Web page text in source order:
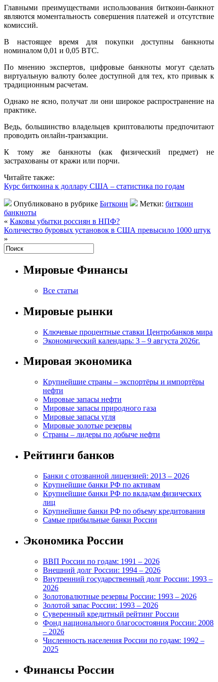
Главными преимуществами использования биткоин-банкнот
являются моментальность совершения платежей и отсутствие
комиссий.
В настоящее время для покупки доступны банкноты
номиналом 0,01 и 0,05 BTC.
По мнению экспертов, цифровые банкноты могут сделать
виртуальную валюту более доступной для тех, кто привык к
традиционным расчетам.
Однако не ясно, получат ли они широкое распространение на
практике.
Ведь, большинство владельцев криптовалюты предпочитают
проводить онлайн-транзакции.
К тому же банкноты (как физический предмет) не
застрахованы от кражи или порчи.
Читайте также:
Курс биткоина к доллару США – статистика по годам
Опубликовано в рубрике Биткоин Метки: биткоин
банкноты
« Каковы убытки россиян в НПФ?
Количество буровых установок в США превысило 1000 штук
»
Мировые Финансы
Все статьи
Мировые рынки
Ключевые процентные ставки Центробанков мира
Экономический календарь: 3 – 9 августа 2026г.
Мировая экономика
Крупнейшие страны – экспортёры и импортёры
нефти
Мировые запасы нефти
Мировые запасы природного газа
Мировые запасы угля
Мировые золотые резервы
Страны – лидеры по добыче нефти
Рейтинги банков
Банки с отозванной лицензией: 2013 – 2026
Крупнейшие банки РФ по активам
Крупнейшие банки РФ по вкладам физических
лиц
Крупнейшие банки РФ по объему кредитования
Самые прибыльные банки России
Экономика России
ВВП России по годам: 1991 – 2026
Внешний долг России: 1994 – 2026
Внутренний государственный долг России: 1993 –
2026
Золотовалютные резервы России: 1993 – 2026
Золотой запас России: 1993 – 2026
Суверенный кредитный рейтинг России
Фонд национального благосостояния России: 2008
– 2026
Численность населения России по годам: 1992 –
2025
Финансы России